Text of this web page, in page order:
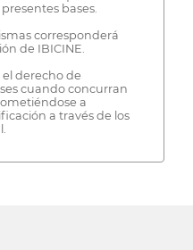
bases.
corresponderá
de IBICINE.
el derecho de
cuando concurran
a
a través de los